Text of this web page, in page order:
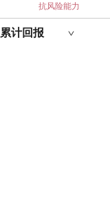
抗风险能力
累计回报